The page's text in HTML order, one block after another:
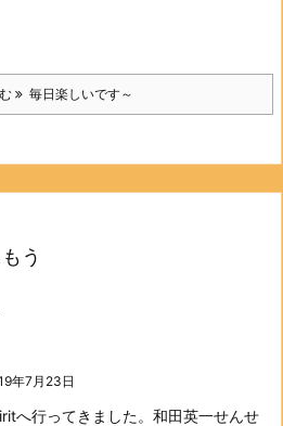
毎日楽しいです～
う
年7月23日
へ行ってきました。 和田英一せんせ